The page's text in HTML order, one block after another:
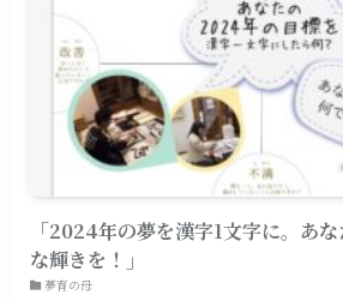
「2024年の夢を漢字1文字に。あ
な輝きを！」
夢育の母